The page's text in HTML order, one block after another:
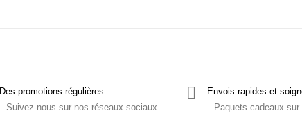
Des promotions régulières
Suivez-nous sur nos réseaux sociaux
Envois rapides et
Paquets cadeaux sur